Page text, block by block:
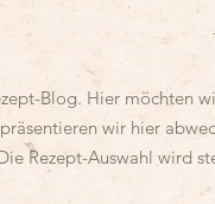
Blog. Hier möchten
wir hier
Rezept-Auswahl wird